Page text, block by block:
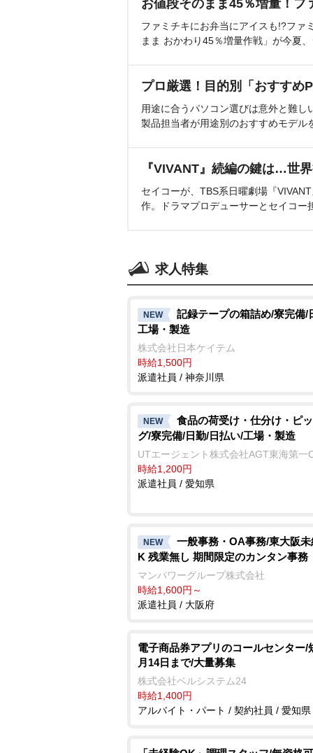
お値段そのまま45％増量！フ
ファミチキにお弁当にアイスも!?ファ
まま おかわり45％増量作戦」が今夏
プロ厳選！目的別「おすすめ
用途に合うパソコン選びは意外と難
製品担当者が用途別のおすすめモデル
『VIVANT』続編の鍵は…世
セイコーが、TBS系日曜劇場『
作。ドラマプロデューサーとセイコー
求人特集
NEW
記録テープの箱詰め/寮完備/
工場・製造
株式会社日本ケイテム
時給1,500円
派遣社員 / 神奈川県
NEW
食品の荷受け・仕分け・ピ
グ/寮完備/日勤/日払い/工場・製造
UTエージェント株式会社AGT東海第一
時給1,200円
派遣社員 / 愛知県
NEW
一般事務・OA事務/東大阪
K 残業無し 期間限定のカンタン事務
マンパワーグループ株式会社
時給1,600円～
派遣社員 / 大阪府
電子商品券アプリのコールセンター/
月14日まで/大量募集
株式会社ベルシステム24
時給1,400円
アルバイト・パート / 契約社員 / 愛知県